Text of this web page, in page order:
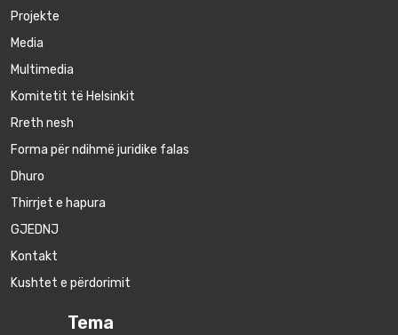
Projekte
Media
Multimedia
Komitetit të Helsinkit
Rreth nesh
Forma për ndihmë juridike falas
Dhuro
Thirrjet e hapura
GJEDNJ
Kontakt
Kushtet e përdorimit
Tema